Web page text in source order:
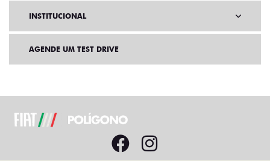
INSTITUCIONAL
AGENDE UM TEST DRIVE